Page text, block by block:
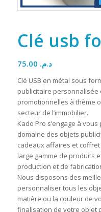
Clé usb
د.م.
Clé USB en métal sous
publicitaire personnalisée
promotionnelles à thème
secteur de l’immobilier.
Kado Pro s’engage à
domaine des objets
cadeaux affaires et
large gamme de produits
production et de
Nous disposons des
personnaliser tous les
matière ou la couleur de
finalisation de votre objet